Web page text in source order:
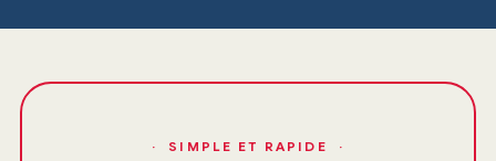
· SIMPLE ET RAPIDE ·